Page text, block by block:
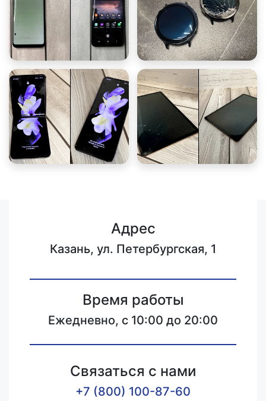
Адрес
Казань, ул. Петербургская, 1
Время работы
Ежедневно, с 10:00 до 20:00
Связаться с нами
+7 (800) 100-87-60